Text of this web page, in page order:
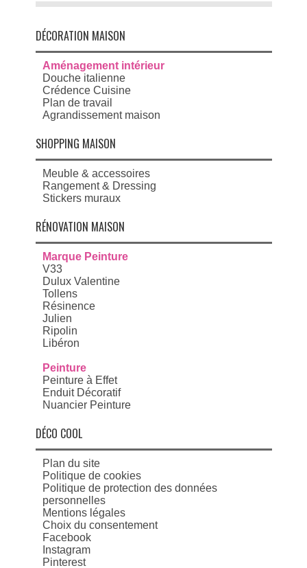
DÉCORATION MAISON
Aménagement intérieur
Douche italienne
Crédence Cuisine
Plan de travail
Agrandissement maison
SHOPPING MAISON
Meuble & accessoires
Rangement & Dressing
Stickers muraux
RÉNOVATION MAISON
Marque Peinture
V33
Dulux Valentine
Tollens
Résinence
Julien
Ripolin
Libéron
Peinture
Peinture à Effet
Enduit Décoratif
Nuancier Peinture
DÉCO COOL
Plan du site
Politique de cookies
Politique de protection des données
personnelles
Mentions légales
Choix du consentement
Facebook
Instagram
Pinterest